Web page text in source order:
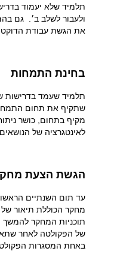
תלמיד שלא יעמוד
ולעבור לשלב ב׳.
גם
את הגשת עבודת
בחינת התמחות
תלמיד שעמד בדרישות
שתקיף את תחום
מקיף בתחום, כושר
לאינטגרציה של
הגשת הצעת
עד תום השנתיים
מחקר הכוללת תיאור
תוכניות המחקר להמשך
של הפקולטה לאחר
באחת המסגרות